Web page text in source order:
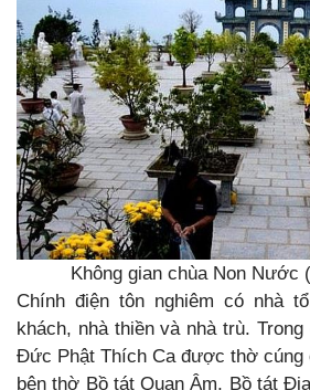
Không gian chùa Non Nước
Chính điện tôn nghiêm có nhà
khách, nhà thiền và nhà trù.
Đức Phật Thích Ca được thờ cúng
bên thờ Bồ tát Quan Âm, Bồ tát